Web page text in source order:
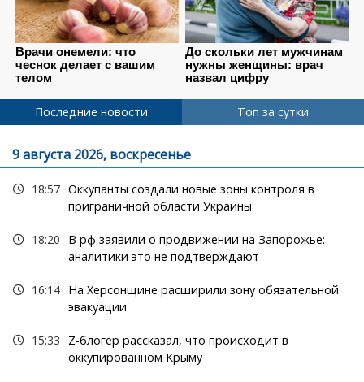
Последние новости Топ за сутки
9 августа 2026, воскресенье
18:57 Оккупанты создали новые зоны контроля в
приграничной области Украины
18:20
В рф заявили о продвижении на Запорожье:
аналитики это не подтверждают
16:14 На Херсонщине расширили зону обязательной
эвакуации
15:33
Z-блогер рассказал, что происходит в
оккупированном Крыму